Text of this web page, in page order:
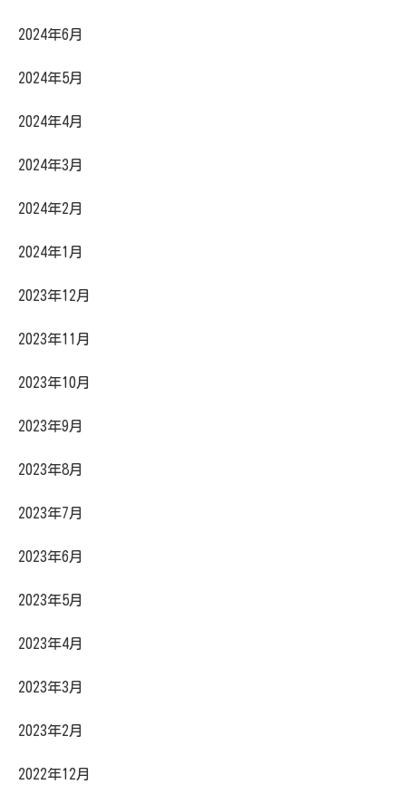
2024年6月
2024年5月
2024年4月
2024年3月
2024年2月
2024年1月
2023年12月
2023年11月
2023年10月
2023年9月
2023年8月
2023年7月
2023年6月
2023年5月
2023年4月
2023年3月
2023年2月
2022年12月